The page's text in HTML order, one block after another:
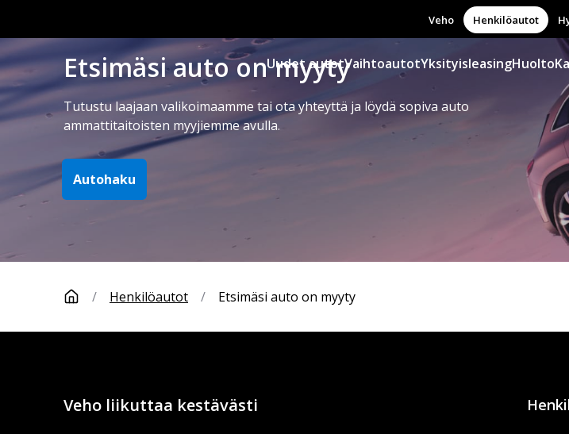
Etsimäsi auto on myyty
Tutustu laajaan valikoimaamme tai ota yhteyttä ja löydä sopiva auto
ammattitaitoisten myyjiemme avulla.
Autohaku
Veho Henkilöautot
Uudet autotVaihtoautotYksityisleasingHuolto
/ Henkilöautot / Etsimäsi auto on myyty
Veho liikuttaa kestävästi